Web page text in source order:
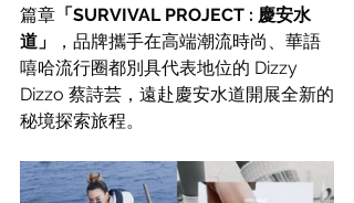
篇章 「SURVIVAL PROJECT : 慶安水
道」
，品牌攜手在高端潮流時尚、華語
嘻哈流行圈都別具代表地位的 Dizzy
Dizzo 蔡詩芸，遠赴慶安水道開展全新的
秘境探索旅程。